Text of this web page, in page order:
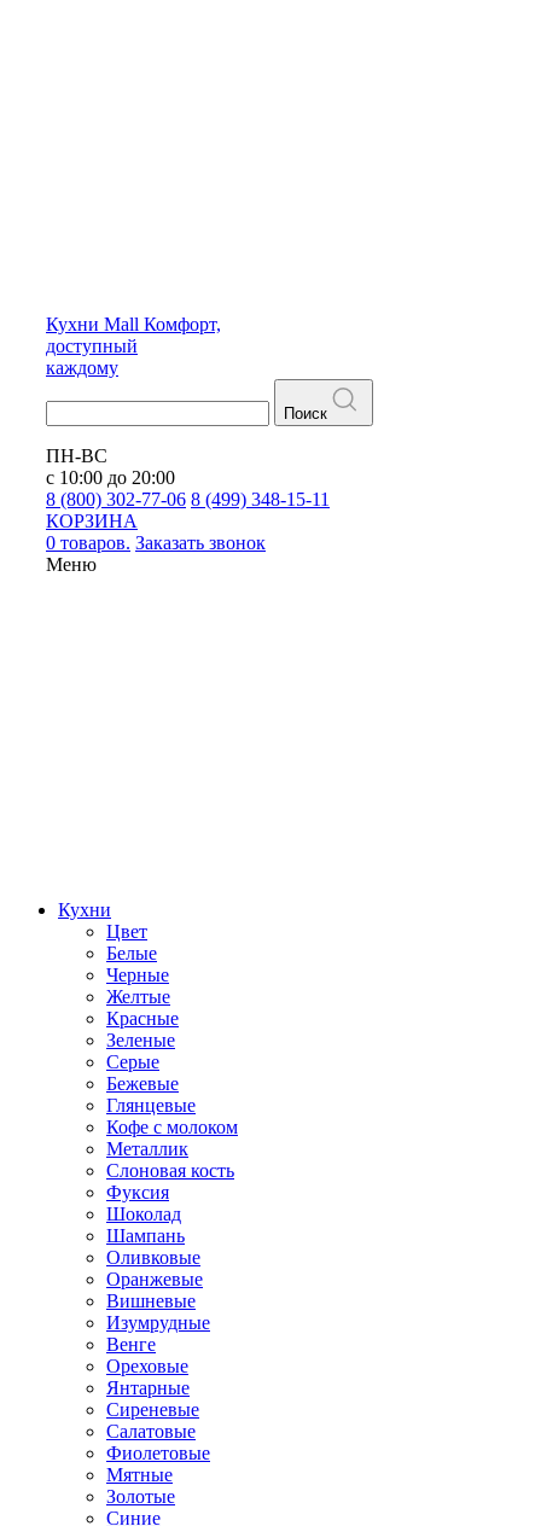
Кухни Mall Комфорт,
доступный
каждому
Поиск
ПН-ВС
с 10:00 до 20:00
8 (800) 302-77-06 8 (499) 348-15-11
КОРЗИНА
0 товаров. Заказать звонок
Меню
Кухни
Цвет
Белые
Черные
Желтые
Красные
Зеленые
Серые
Бежевые
Глянцевые
Кофе с молоком
Металлик
Слоновая кость
Фуксия
Шоколад
Шампань
Оливковые
Оранжевые
Вишневые
Изумрудные
Венге
Ореховые
Янтарные
Сиреневые
Салатовые
Фиолетовые
Мятные
Золотые
Синие